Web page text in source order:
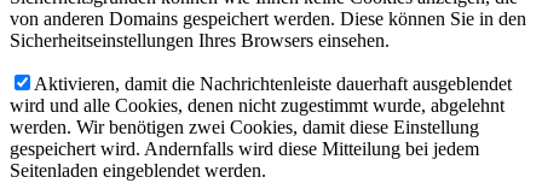
von anderen Domains gespeichert werden. Diese können Sie in den
Sicherheitseinstellungen Ihres Browsers einsehen.
Aktivieren, damit die Nachrichtenleiste dauerhaft ausgeblendet
wird und alle Cookies, denen nicht zugestimmt wurde, abgelehnt
werden. Wir benötigen zwei Cookies, damit diese Einstellung
gespeichert wird. Andernfalls wird diese Mitteilung bei jedem
Seitenladen eingeblendet werden.